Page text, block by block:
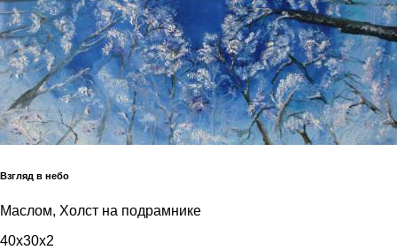
Взгляд в небо
Маслом, Холст на подрамнике
40x30x2